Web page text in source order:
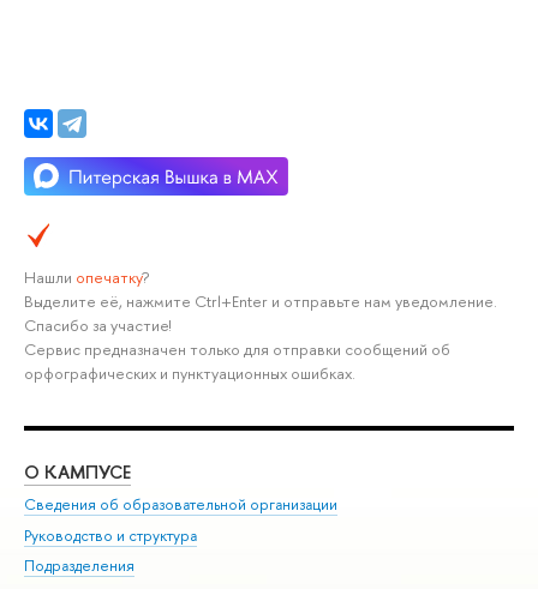
Нашли опечатку?
Выделите её, нажмите Ctrl+Enter и отправьте нам уведомление.
Спасибо за участие!
Сервис предназначен только для отправки сообщений об
орфографических и пунктуационных ошибках.
О КАМПУСЕ
Сведения об образовательной организации
Руководство и структура
Подразделения